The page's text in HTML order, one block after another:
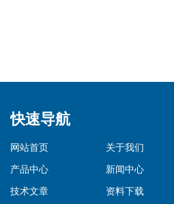
快速导航
网站首页
关于我们
产品中心
新闻中心
技术文章
资料下载